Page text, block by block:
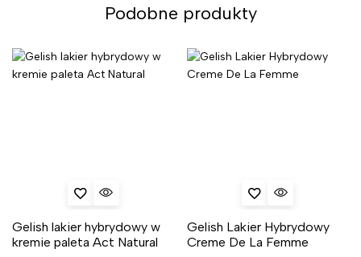
Podobne produkty
Gelish lakier hybrydowy w
kremie paleta Act Natural
Gelish Lakier Hybrydowy
Creme De La Femme